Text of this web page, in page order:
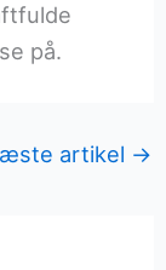
på.
artikel →